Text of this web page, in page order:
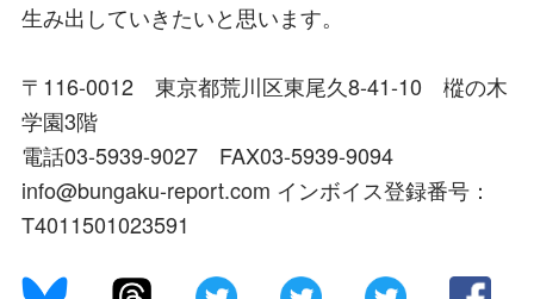
生み出していきたいと思います。
〒116-0012 東京都荒川区東尾久8-41-10 樅の木
学園3階
電話03-5939-9027 FAX03-5939-9094
info@bungaku-report.com インボイス登録番号：
T4011501023591